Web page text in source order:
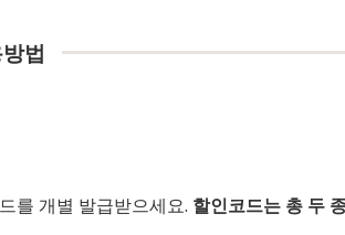
법
를 개별 발급받으세요. 할인코드는 총 두